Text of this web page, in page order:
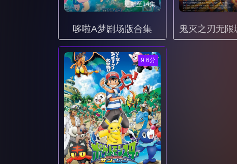
更新至14集
哆啦A梦剧场版合集
9.6分